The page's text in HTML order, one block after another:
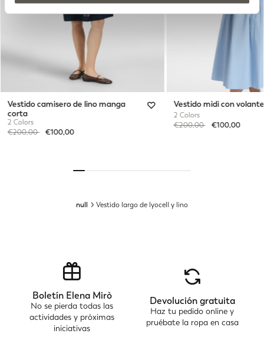
Vestido camisero de lino manga
corta
2 Colors
Price reduced from
€200,00to€100,00
Vestido midi con
2 Colors
Price reduced from
€200,00to€100,00
null Vestido largo de lyocell y lino
Boletín Elena Mirò
No se pierda todas las
actividades y próximas
iniciativas
Devolución gratuita
Haz tu pedido online y
pruébate la ropa en casa